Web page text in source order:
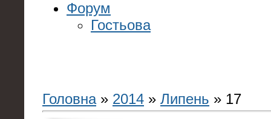
Форум
Гостьова
Головна» 2014 » Липень » 17